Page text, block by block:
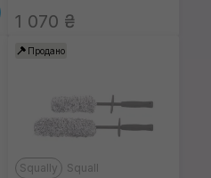
1 070 ₴
Продано
Squally Squall